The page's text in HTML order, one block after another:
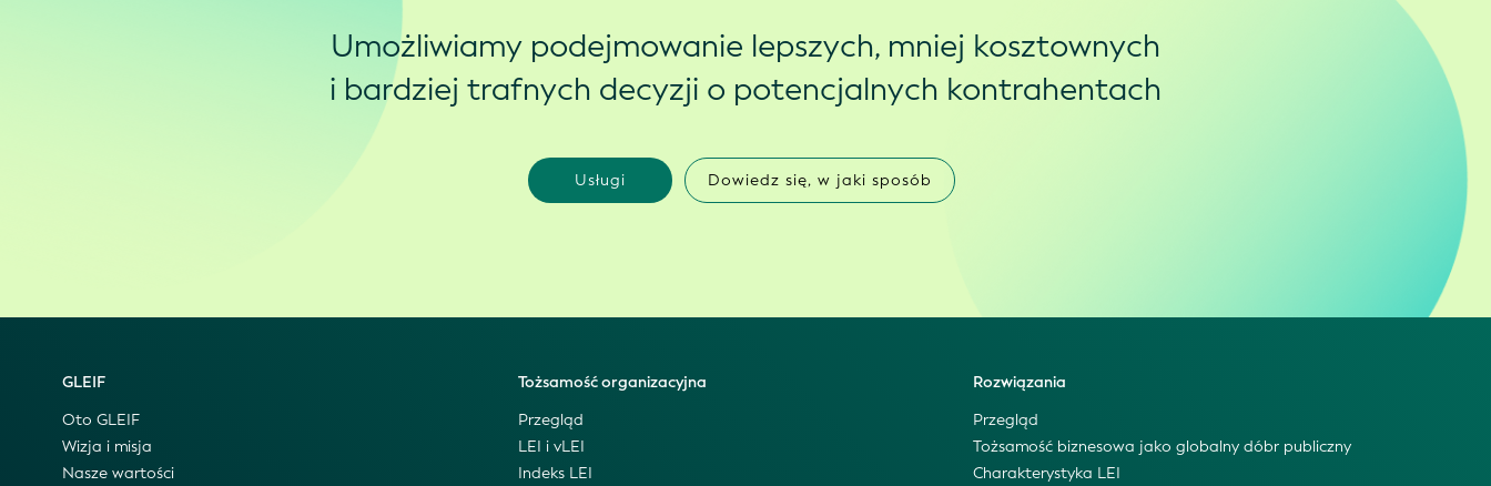
Umożliwiamy podejmowanie lepszych, mniej kosztownych
i bardziej trafnych decyzji o potencjalnych kontrahentach
Usługi Dowiedz się, w jaki sposób
GLEIF
Oto GLEIF
Wizja i misja
Nasze wartości
Tożsamość organizacyjna
Przegląd
LEI i vLEI
Indeks LEI
Rozwiązania
Przegląd
Tożsamość biznesowa jako globalny dóbr publiczny
Charakterystyka LEI